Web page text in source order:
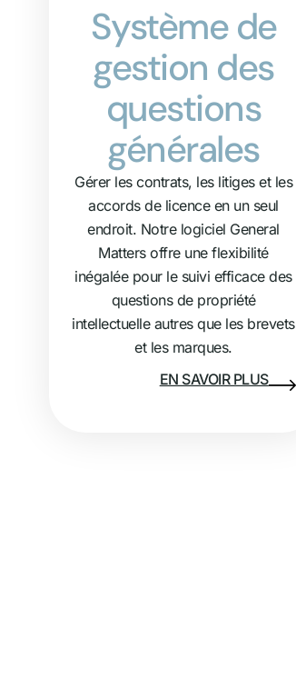
Système de
gestion des
questions
générales
Gérer les contrats, les litiges et les
accords de licence en un seul
endroit. Notre logiciel General
Matters offre une flexibilité
inégalée pour le suivi efficace des
questions de propriété
intellectuelle autres que les brevets
et les marques.
EN SAVOIR PLUS